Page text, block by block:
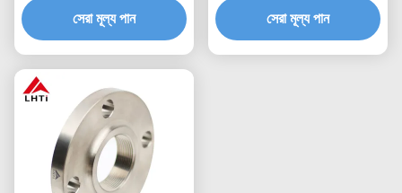
সেরা মূল্য পান
সেরা মূল্য পান